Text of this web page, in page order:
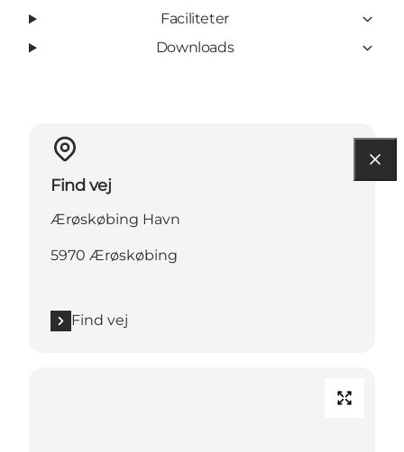
Faciliteter
Downloads
Find vej
Ærøskøbing Havn
5970 Ærøskøbing
Find vej